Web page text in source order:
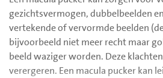
beide ogen voorkomen.
gezichtsvermogen, dubbelbeelden
vertekende of vervormde beelden
bijvoorbeeld niet meer recht maar
beeld waziger worden. Deze
verergeren. Een macula pucker kan